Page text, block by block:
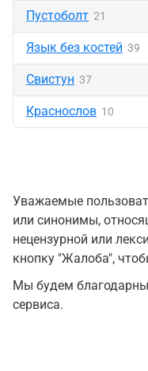
Пустоболт 21
Язык без костей 39
Свистун 37
Краснослов 10
Уважаемые
или синонимы,
нецензурной или
кнопку "Жалоба",
Мы будем
сервиса.